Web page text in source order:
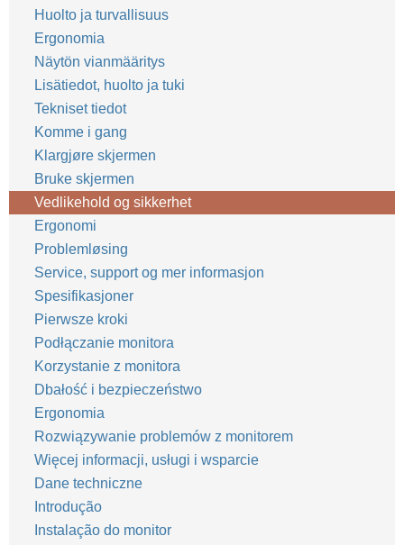
Huolto ja turvallisuus
Ergonomia
Näytön vianmääritys
Lisätiedot, huolto ja tuki
Tekniset tiedot
Komme i gang
Klargjøre skjermen
Bruke skjermen
Vedlikehold og sikkerhet
Ergonomi
Problemløsing
Service, support og mer informasjon
Spesifikasjoner
Pierwsze kroki
Podłączanie monitora
Korzystanie z monitora
Dbałość i bezpieczeństwo
Ergonomia
Rozwiązywanie problemów z monitorem
Więcej informacji, usługi i wsparcie
Dane techniczne
Introdução
Instalação do monitor